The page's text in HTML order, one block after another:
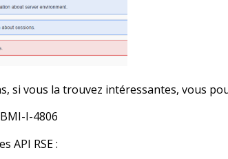
si vous la trouvez intéressantes, vous
I-4806
API RSE :